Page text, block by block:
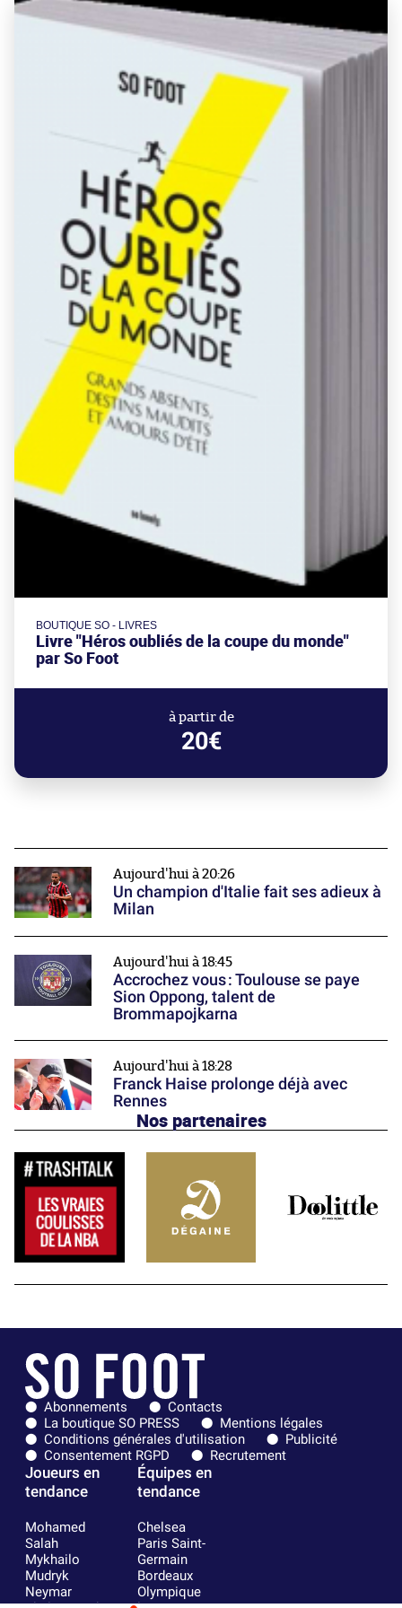
BOUTIQUE SO - LIVRES
Livre "Héros oubliés de la coupe du monde"
par So Foot
à partir de
20€
Aujourd'hui à 20:26
Un champion d'Italie fait ses adieux à
Milan
Aujourd'hui à 18:45
Accrochez vous : Toulouse se paye
Sion Oppong, talent de
Brommapojkarna
Aujourd'hui à 18:28
Franck Haise prolonge déjà avec
Rennes
Nos partenaires
Abonnements
Contacts
La boutique SO PRESS
Mentions légales
Conditions générales d'utilisation
Publicité
Consentement RGPD
Recrutement
Joueurs en
tendance
Mohamed
Salah
Mykhailo
Mudryk
Neymar
Équipes en
tendance
Chelsea
Paris Saint-
Germain
Bordeaux
Olympique